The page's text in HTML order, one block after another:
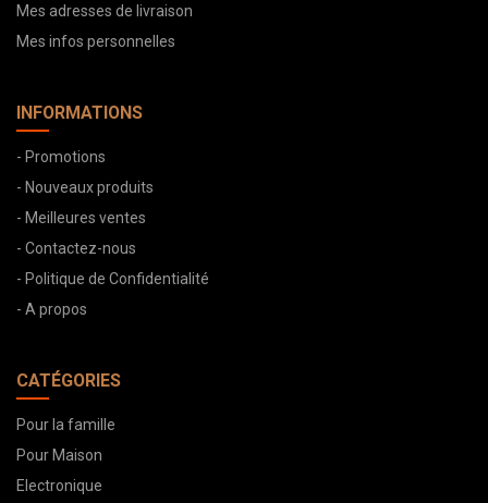
Mes adresses de livraison
Mes infos personnelles
INFORMATIONS
- Promotions
- Nouveaux produits
- Meilleures ventes
- Contactez-nous
- Politique de Confidentialité
- A propos
CATÉGORIES
Pour la famille
Pour Maison
Electronique